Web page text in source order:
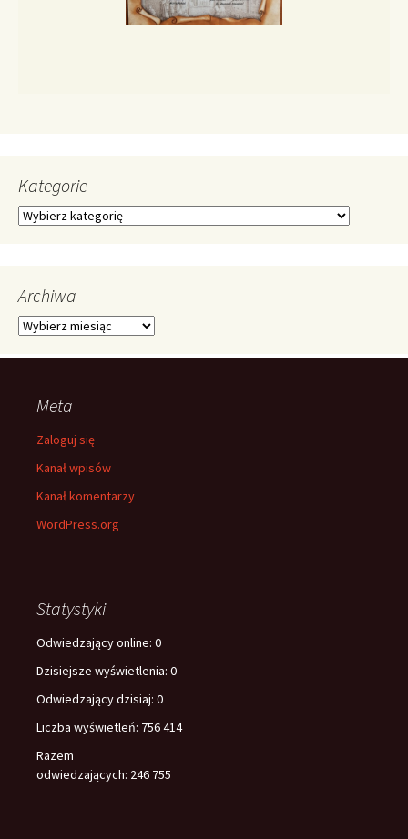
Kategorie
Kategorie
Archiwa
Archiwa
Meta
Zaloguj się
Kanał wpisów
Kanał komentarzy
WordPress.org
Statystyki
Odwiedzający online: 0
Dzisiejsze wyświetlenia: 0
Odwiedzający dzisiaj: 0
Liczba wyświetleń: 756 414
Razem
odwiedzających: 246 755